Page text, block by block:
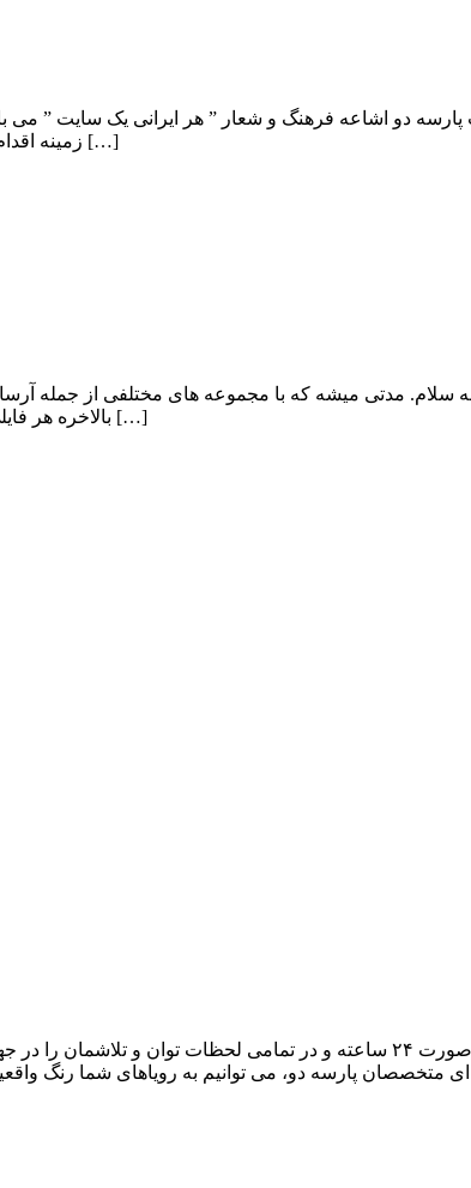
زمینه اقدام به ارایه هاست رایگان برای افرادی که به تازگی به جمع وبمستران پیوسته اند […]
مدتی میشه که با مجموعه های مختلفی از جمله
بالاخره هر فایلی که مربوط به شکایت میشه هستش. عده زیادی از سایت های پیکو فایل و یو […]
هدف ما، تبدیل میزبانی وب به یک تجربه لذتبخش برای شما است. به صورت ۲۴